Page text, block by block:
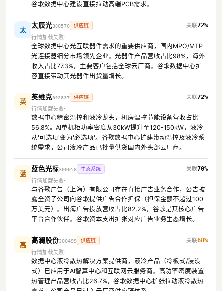
谷歌数据中心建设直接拉动高端PCB需求。
太
太辰光300570 供应链
72%
行情加载失败
全球数据中心光互联器件需求的重要供应商，国内MPO/MTP
光连接器细分市场领先企业。光器件产品营收占比98%，海外
收入占比77.3%，主要客户包括全球云厂商。谷歌数据中心扩
容直接带动其光器件出货量增长。
英
英维克002837 供应链
72%
行情加载失败
数据中心精密温控和液冷龙头，机房温控节能设备营收占比
56.8%。AI单机柜功率密度从30kW提升至120-150kW，液冷
从'可选项'变为'必选项'。谷歌数据中心扩建带动温控及液冷系
统需求，公司液冷产品已批量供货国内外头部云厂商。
蓝
蓝色光标300058 生态系统
70%
行情加载失败
与谷歌广告（上海）有限公司存在直接广告业务合作，公告披
露全资子公司向谷歌提供广告合作担保（担保金额不超过100
万美元）。出海广告投放营收占比82.2%，谷歌是其核心广告
平台合作伙伴。谷歌资本支出扩张对应广告业务生态增长。
高
高澜股份300499 供应链
68%
行情加载失败
数据中心液冷散热解决方案提供商，液冷产品（冷板式/浸没
式）已应用于AI智算中心和互联网云服务商。高功率密度装置
热管理产品营收占比26.7%，谷歌数据中心扩张拉动液冷散热